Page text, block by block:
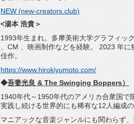
NEW (new-creators.club)
<湯本 浩貴＞
1993年生まれ。多摩美術大学グラフィッ
、CM 、映画制作などを経験。 2023 年
佳作。
https://www.hirokiyumoto.com/
◆吾妻光良 & The Swinging Boppers）
1940年代～1950年代のアメリカ合衆国で
実践し続ける世界的にも稀有な12 人編成
マニアックな音楽ジャンルにも関わらず、